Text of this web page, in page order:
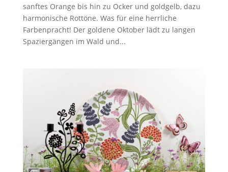
sanftes Orange bis hin zu Ocker und goldgelb, dazu
harmonische Rottöne. Was für eine herrliche
Farbenpracht! Der goldene Oktober lädt zu langen
Spaziergängen im Wald und...